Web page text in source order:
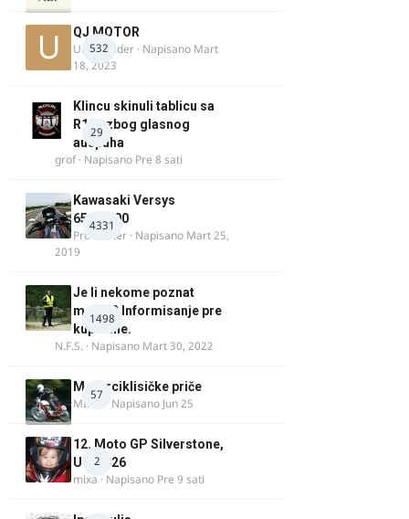
532
QJ MOTOR
Urban Rider · Napisano Mart
18, 2023
29
Klincu skinuli tablicu sa
R125 zbog glasnog
auspuha
grof· Napisano Pre 8 sati
4331
Kawasaki Versys
650/1000
ProMaster · Napisano Mart 25,
2019
1498
Je li nekome poznat
motor? Informisanje pre
kupovine.
N.F.S. · Napisano Mart 30, 2022
57
Motorciklisičke priče
MIHO · Napisano Jun 25
2
12. Moto GP Silverstone,
UK, 2026
mixa · Napisano Pre 9 sati